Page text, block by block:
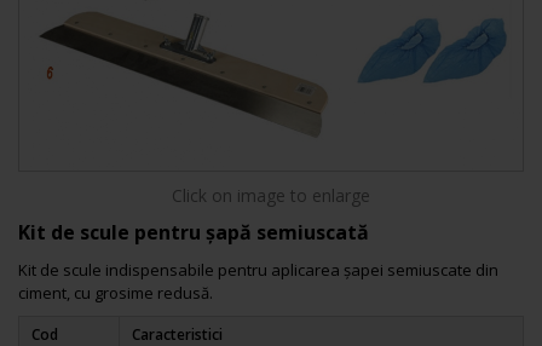
Click on image to enlarge
Kit de scule pentru șapă semiuscată
Kit de scule indispensabile pentru aplicarea șapei semiuscate din
ciment, cu grosime redusă.
Cod
Caracteristici